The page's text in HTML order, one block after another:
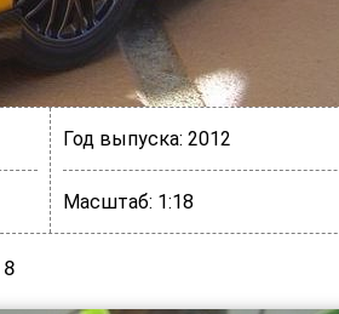
Год выпуска: 2012
Масштаб: 1:18